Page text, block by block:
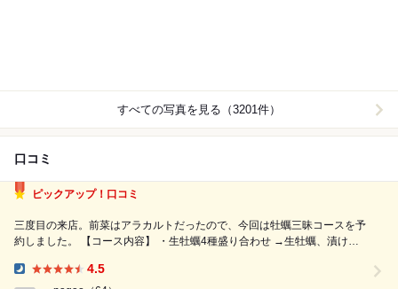
すべての写真を見る（3201件）
口コミ
ピックアップ！口コミ
三度目の来店。前菜はアラカルトだったので、今回は牡蠣三昧コースを予
約しました。 【コース内容】 ・生牡蠣4種盛り合わせ →生牡蠣、漬け牡
ワインが進みました。 今回の牡蠣は北海道サロマ湖産と 宮城県奥
4.5